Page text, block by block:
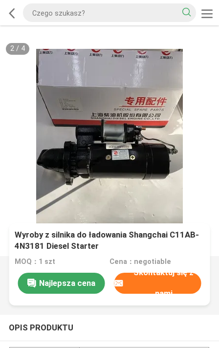
2/ 4
Wyroby z silnika do ładowania Shangchai C11AB-
4N3181 Diesel Starter
MOQ：1 szt Cena：negotiable
Najlepsza cena
Skontaktuj się z
nami
OPIS PRODUKTU